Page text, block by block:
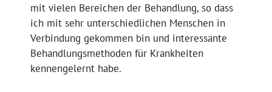
mit vielen Bereichen der Behandlung, so dass
ich mit sehr unterschiedlichen Menschen in
Verbindung gekommen bin und interessante
Behandlungsmethoden für Krankheiten
kennengelernt habe.